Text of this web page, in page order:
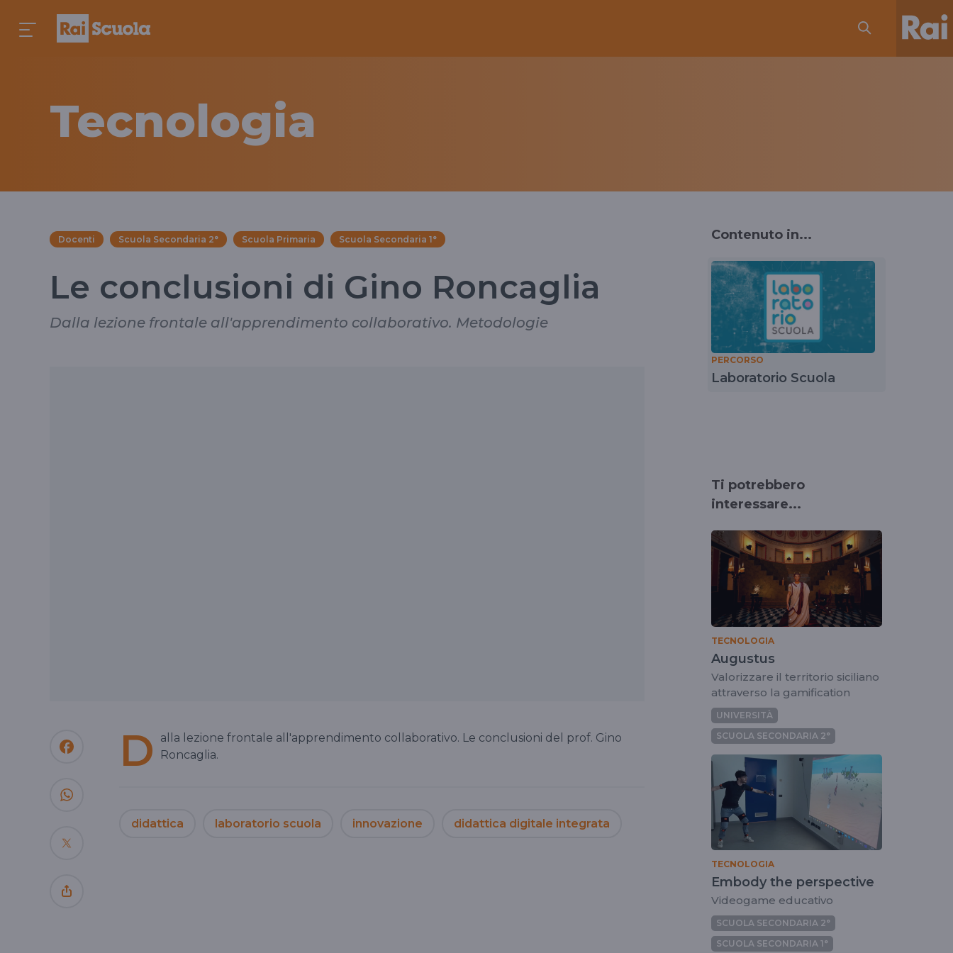
Tecnologia
Docenti Scuola Secondaria 2° Scuola Primaria Scuola Secondaria 1°
Le conclusioni di Gino Roncaglia
Dalla lezione frontale all'apprendimento collaborativo. Metodologie
D
alla lezione frontale all'apprendimento collaborativo. Le conclusioni del prof. Gino
Roncaglia.
didattica laboratorio scuola innovazione didattica digitale integrata
Contenuto in...
PERCORSO
Laboratorio Scuola
Ti potrebbero
interessare...
TECNOLOGIA
Augustus
Valorizzare il territorio siciliano
attraverso la gamification
UNIVERSITÀ
SCUOLA SECONDARIA 2°
TECNOLOGIA
Embody the perspective
Videogame educativo
SCUOLA SECONDARIA 2°
SCUOLA SECONDARIA 1°